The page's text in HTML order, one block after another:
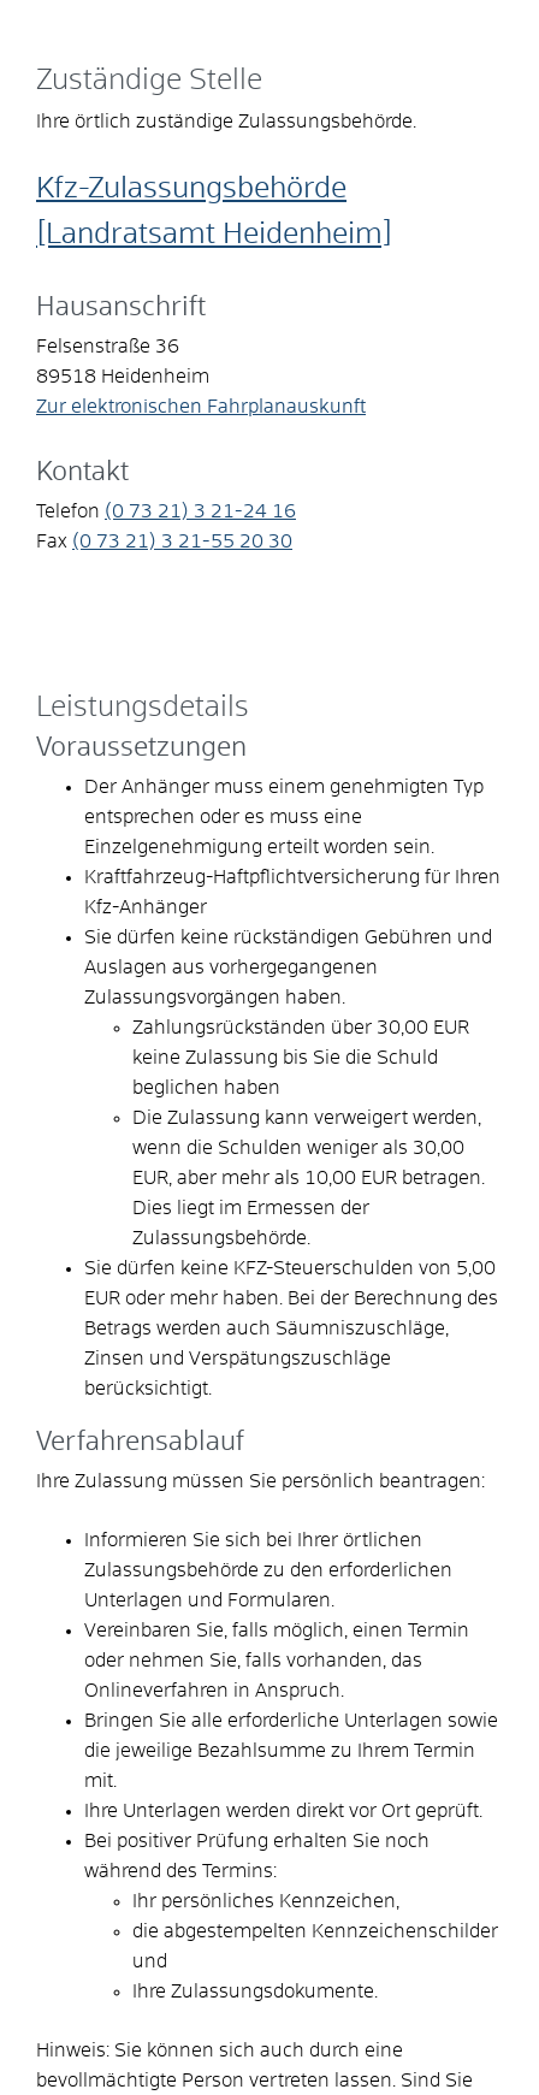
Zuständige Stelle
Ihre örtlich zuständige Zulassungsbehörde.
Kfz-Zulassungsbehörde
[Landratsamt Heidenheim]
Hausanschrift
Felsenstraße 36
89518 Heidenheim
Zur elektronischen Fahrplanauskunft
Kontakt
Telefon (0 73 21) 3 21-24 16
Fax (0 73 21) 3 21-55 20 30
Leistungsdetails
Voraussetzungen
Der Anhänger muss einem genehmigten Typ
entsprechen oder es muss eine
Einzelgenehmigung erteilt worden sein.
Kraftfahrzeug-Haftpflichtversicherung für Ihren
Kfz-Anhänger
Sie dürfen keine rückständigen Gebühren und
Auslagen aus vorhergegangenen
Zulassungsvorgängen haben.
Zahlungsrückständen über 30,00 EUR
keine Zulassung bis Sie die Schuld
beglichen haben
Die Zulassung kann verweigert werden,
wenn die Schulden weniger als 30,00
EUR, aber mehr als 10,00 EUR betragen.
Dies liegt im Ermessen der
Zulassungsbehörde.
Sie dürfen keine KFZ-Steuerschulden von 5,00
EUR oder mehr haben.
Bei der Berechnung des
Betrags werden auch Säumniszuschläge,
Zinsen und Verspätungszuschläge
berücksichtigt.
Verfahrensablauf
Ihre Zulassung müssen Sie persönlich beantragen:
Informieren Sie sich bei Ihrer örtlichen
Zulassungsbehörde zu den erforderlichen
Unterlagen und Formularen.
Vereinbaren Sie, falls möglich, einen Termin
oder nehmen Sie, falls vorhanden, das
Onlineverfahren in Anspruch.
Bringen Sie alle erforderliche Unterlagen sowie
die jeweilige Bezahlsumme zu Ihrem Termin
mit.
Ihre Unterlagen werden direkt vor Ort geprüft.
Bei positiver Prüfung erhalten Sie noch
während des Termins:
Ihr persönliches Kennzeichen,
die abgestempelten Kennzeichenschilder
und
Ihre Zulassungsdokumente.
Hinweis: Sie können sich auch durch eine
bevollmächtigte Person vertreten lassen. Sind Sie